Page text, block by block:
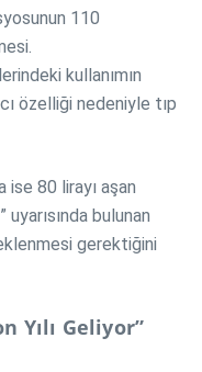
110
kullanımın
özelliği nedeniyle tıp
ise 80 lirayı aşan
uyarısında bulunan
gerektiğini
Yılı Geliyor”